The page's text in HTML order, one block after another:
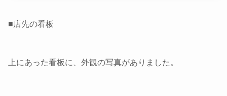
■店先の看板
上にあった看板に、外観の写真がありました。